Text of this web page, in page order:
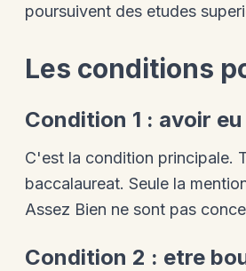
poursuivent des etudes
Les conditions
Condition 1 : avoir
C'est la condition principale.
baccalaureat. Seule la
Assez Bien ne sont pas
Condition 2 : etre